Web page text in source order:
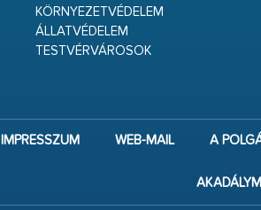
KÖRNYEZETVÉDELEM
ÁLLATVÉDELEM
TESTVÉRVÁROSOK
IMPRESSZUM WEB-MAIL A